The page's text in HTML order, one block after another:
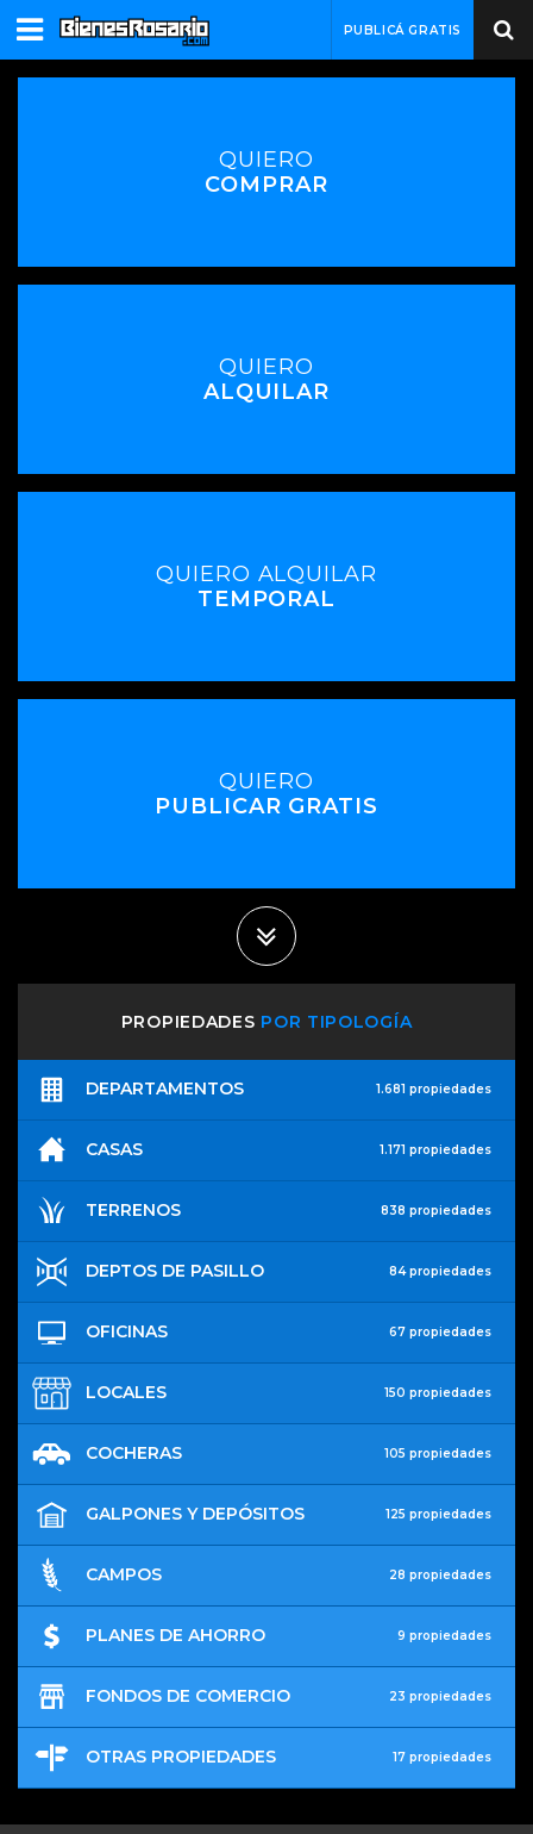
PUBLICÁ GRATIS
QUIERO
COMPRAR
QUIERO
ALQUILAR
QUIERO ALQUILAR
TEMPORAL
QUIERO
PUBLICAR GRATIS
PROPIEDADES POR TIPOLOGÍA
DEPARTAMENTOS 1.681 propiedades
CASAS 1.171 propiedades
TERRENOS 838 propiedades
DEPTOS DE PASILLO 84 propiedades
OFICINAS 67 propiedades
LOCALES 150 propiedades
COCHERAS 105 propiedades
GALPONES Y DEPÓSITOS 125 propiedades
CAMPOS 28 propiedades
PLANES DE AHORRO 9 propiedades
FONDOS DE COMERCIO 23 propiedades
OTRAS PROPIEDADES 17 propiedades